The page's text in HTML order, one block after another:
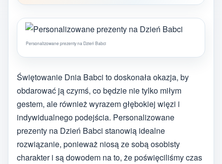
Personalizowane prezenty na Dzień Babci
Świętowanie Dnia Babci to doskonała okazja, by
obdarować ją czymś, co będzie nie tylko miłym
gestem, ale również wyrazem głębokiej więzi i
indywidualnego podejścia. Personalizowane
prezenty na Dzień Babci stanowią idealne
rozwiązanie, ponieważ niosą ze sobą osobisty
charakter i są dowodem na to, że poświęciliśmy czas